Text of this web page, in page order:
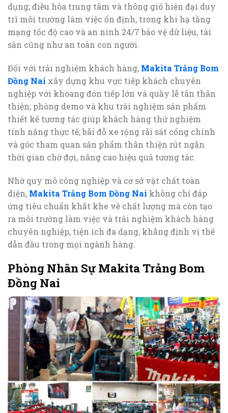
dụng; điều hòa trung tâm và thông gió hiện đại duy
trì môi trường làm việc ổn định, trong khi hạ tầng
mạng tốc độ cao và an ninh 24/7 bảo vệ dữ liệu, tài
sản cũng như an toàn con người.
Đối với trải nghiệm khách hàng, Makita Trảng Bom
Đồng Nai xây dựng khu vực tiếp khách chuyên
nghiệp với khoang đón tiếp lớn và quầy lễ tân thân
thiện; phòng demo và khu trải nghiệm sản phẩm
thiết kế tương tác giúp khách hàng thử nghiệm
tính năng thực tế; bãi đỗ xe rộng rãi sát cổng chính
và góc tham quan sản phẩm thân thiện rút ngắn
thời gian chờ đợi, nâng cao hiệu quả tương tác.
Nhờ quy mô công nghiệp và cơ sở vật chất toàn
diện, Makita Trảng Bom Đồng Nai không chỉ đáp
ứng tiêu chuẩn khắt khe về chất lượng mà còn tạo
ra môi trường làm việc và trải nghiệm khách hàng
chuyên nghiệp, tiện ích đa dạng, khẳng định vị thế
dẫn đầu trong mọi ngành hàng.
Phòng Nhân Sự Makita Trảng Bom
Đồng Nai